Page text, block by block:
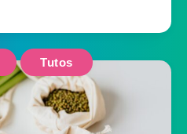
Tutos